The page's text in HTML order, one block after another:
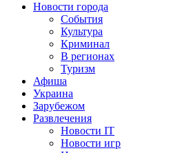
Новости города
События
Культура
Криминал
В регионах
Туризм
Афиша
Украина
Зарубежом
Развлечения
Новости IT
Новости игр